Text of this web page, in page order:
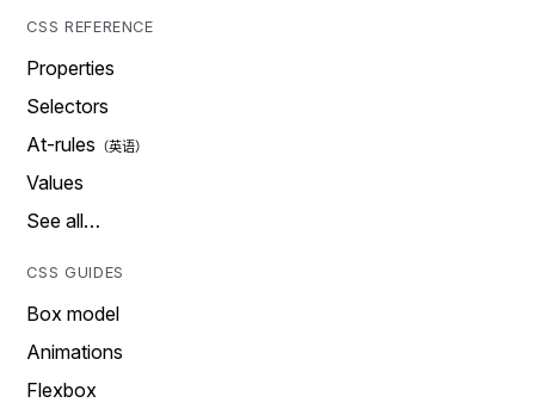
CSS REFERENCE
Properties
Selectors
At-rules
Values
See all…
CSS GUIDES
Box model
Animations
Flexbox